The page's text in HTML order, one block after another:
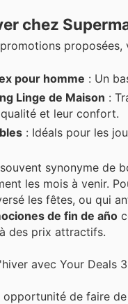
chez
pour homme : Un
Linge de Maison :
et leur confort.
: Idéals pour les
synonyme de
les mois à venir.
les fêtes, ou qui
de fin de año
à des prix attractifs.
avec Your Deals
de faire